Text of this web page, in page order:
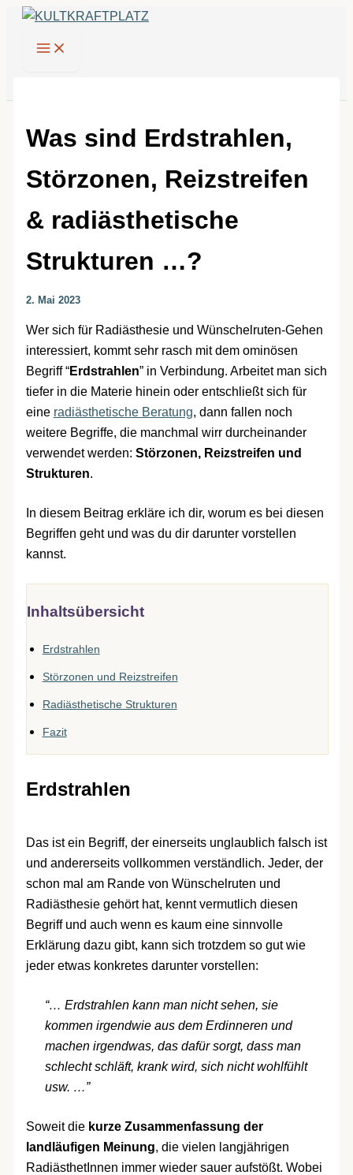
Zum
springen
Was sind Erdstrahlen,
Störzonen, Reizstreifen
& radiästhetische
Strukturen …?
2. Mai 2023
Wer sich für Radiästhesie und Wünschelruten-Gehen
interessiert, kommt sehr rasch mit dem ominösen
Begriff “Erdstrahlen” in Verbindung. Arbeitet man sich
tiefer in die Materie hinein oder entschließt sich für
eine radiästhetische Beratung, dann fallen noch
weitere Begriffe, die manchmal wirr durcheinander
verwendet werden: Störzonen, Reizstreifen und
Strukturen.
In diesem Beitrag erkläre ich dir, worum es bei diesen
Begriffen geht und was du dir darunter vorstellen
kannst.
Inhaltsübersicht
Erdstrahlen
Störzonen und Reizstreifen
Radiästhetische Strukturen
Fazit
Erdstrahlen
Das ist ein Begriff, der einerseits unglaublich falsch ist
und andererseits vollkommen verständlich. Jeder, der
schon mal am Rande von Wünschelruten und
Radiästhesie gehört hat, kennt vermutlich diesen
Begriff und auch wenn es kaum eine sinnvolle
Erklärung dazu gibt, kann sich trotzdem so gut wie
jeder etwas konkretes darunter vorstellen:
“… Erdstrahlen kann man nicht sehen, sie
kommen irgendwie aus dem Erdinneren und
machen irgendwas, das dafür sorgt, dass man
schlecht schläft, krank wird, sich nicht wohlfühlt
usw. …”
Soweit die kurze Zusammenfassung der
landläufigen Meinung, die vielen langjährigen
RadiästhetInnen immer wieder sauer aufstößt. Wobei